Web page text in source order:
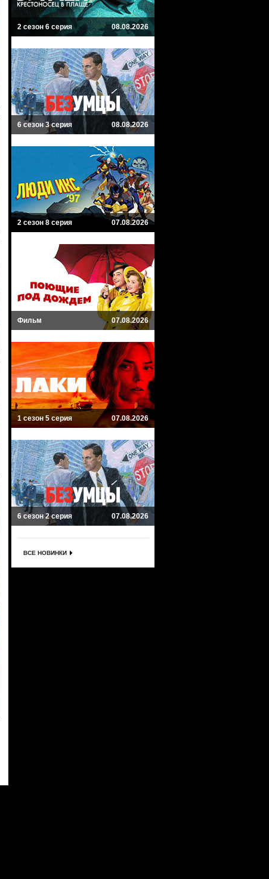
2 сезон 6 серия 08.08.2026
6 сезон 3 серия 08.08.2026
2 сезон 8 серия 07.08.2026
Фильм 07.08.2026
1 сезон 5 серия 07.08.2026
6 сезон 2 серия 07.08.2026
ВСЕ НОВИНКИ